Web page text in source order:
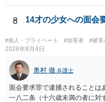
は珍しくない）、これも捜索差
8 14才の少女への面会
#個人・プライベート #加害者 #被害
2026年8月4日
奥村 徹 弁護士
面会要求罪で逮捕されることは
一八二条（十六歳未満の者に